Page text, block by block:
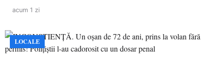
acum 1 zi
LOCALE